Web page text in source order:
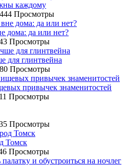
каждому
Просмотры
дома: да или нет?
Просмотры
для глинтвейна
Просмотры
привычек знаменитостей
Просмотры
Просмотры
Томск
Просмотры